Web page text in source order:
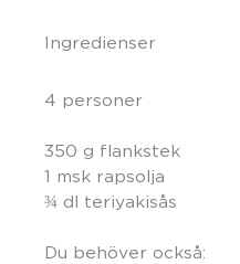
Ingredienser
4 personer
350 g flankstek
1 msk rapsolja
¾ dl teriyakisås
Du behöver också: